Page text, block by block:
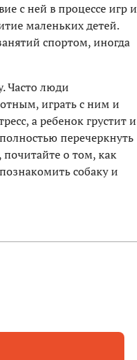
с ней в процессе игр и
маленьких детей.
спортом, иногда
Часто люди
играть с ним и
а ребенок грустит и
перечеркнуть
почитайте о том, как
собаку и